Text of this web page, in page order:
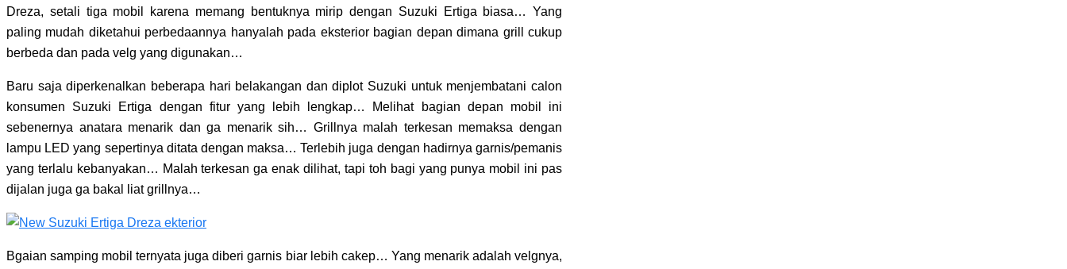
Dreza, setali tiga mobil karena memang bentuknya mirip dengan Suzuki Ertiga biasa… Yang
paling mudah diketahui perbedaannya hanyalah pada eksterior bagian depan dimana grill cukup
berbeda dan pada velg yang digunakan…
Baru saja diperkenalkan beberapa hari belakangan dan diplot Suzuki untuk menjembatani calon
konsumen Suzuki Ertiga dengan fitur yang lebih lengkap… Melihat bagian depan mobil ini
sebenernya anatara menarik dan ga menarik sih… Grillnya malah terkesan memaksa dengan
lampu LED yang sepertinya ditata dengan maksa… Terlebih juga dengan hadirnya garnis/pemanis
yang terlalu kebanyakan… Malah terkesan ga enak dilihat, tapi toh bagi yang punya mobil ini pas
dijalan juga ga bakal liat grillnya…
Bgaian samping mobil ternyata juga diberi garnis biar lebih cakep… Yang menarik adalah velgnya,